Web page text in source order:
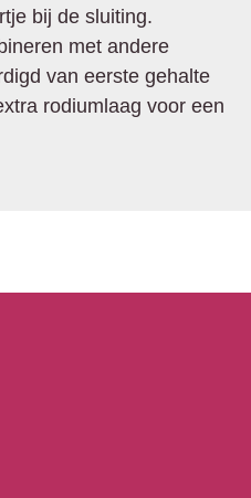
bij de sluiting.
met andere
van eerste gehalte
rodiumlaag voor een